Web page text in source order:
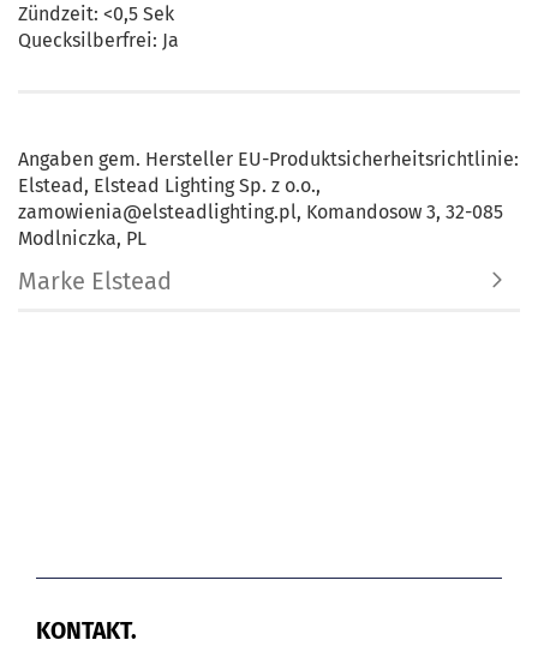
Zündzeit: <0,5 Sek
Quecksilberfrei: Ja
Angaben gem. Hersteller EU-Produktsicherheitsrichtlinie:
Elstead, Elstead Lighting Sp. z o.o.,
zamowienia@elsteadlighting.pl, Komandosow 3, 32-085
Modlniczka, PL
Marke Elstead
KONTAKT.